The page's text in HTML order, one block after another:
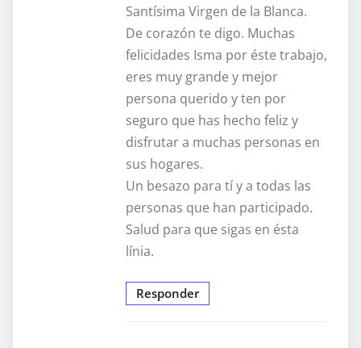
Santísima Virgen de la Blanca.
De corazón te digo. Muchas
felicidades Isma por éste trabajo,
eres muy grande y mejor
persona querido y ten por
seguro que has hecho feliz y
disfrutar a muchas personas en
sus hogares.
Un besazo para tí y a todas las
personas que han participado.
Salud para que sigas en ésta
línia.
Responder